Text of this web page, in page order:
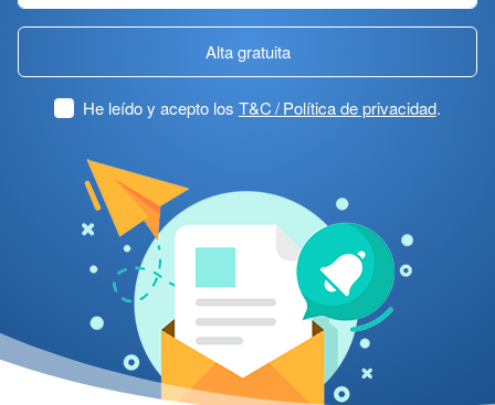
Alta gratuita
He leído y acepto los T&C / Política de privacidad.